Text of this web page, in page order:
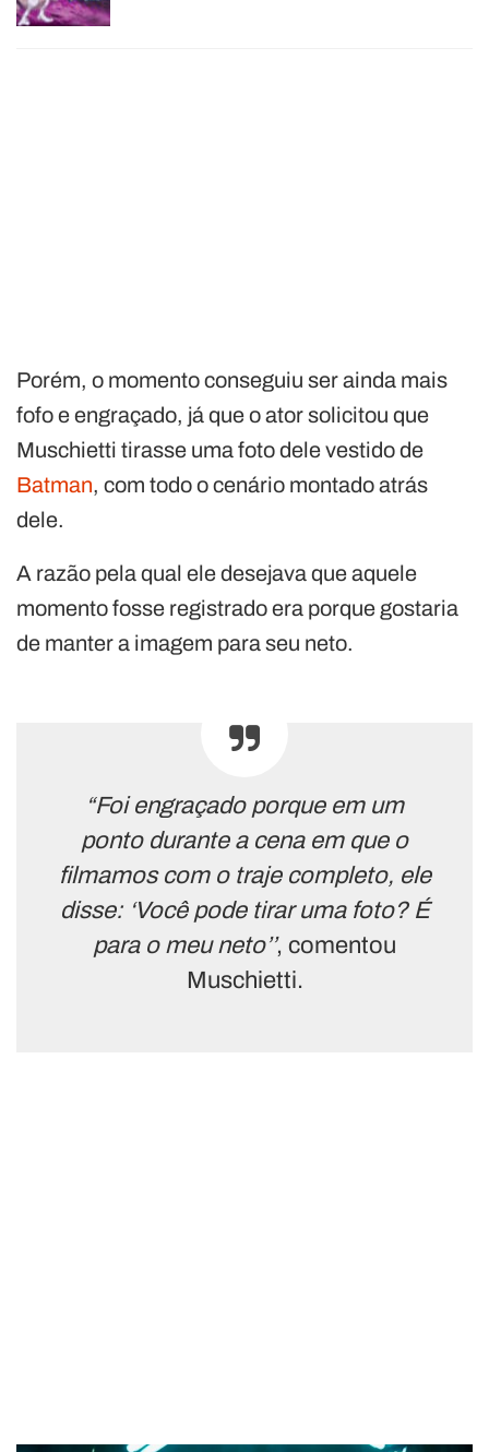
Porém, o momento conseguiu ser ainda mais
fofo e engraçado, já que o ator solicitou que
Muschietti tirasse uma foto dele vestido de
Batman, com todo o cenário montado atrás
dele.
A razão pela qual ele desejava que aquele
momento fosse registrado era porque gostaria
de manter a imagem para seu neto.
“Foi engraçado porque em um
ponto durante a cena em que o
filmamos com o traje completo, ele
disse: ‘Você pode tirar uma foto? É
para o meu neto’’, comentou
Muschietti.